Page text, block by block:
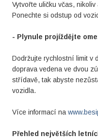
Vytvořte uličku včas,
Ponechte si odstup od
- Plynule projíždějte
Dodržujte rychlostní limit v
doprava vedena ve dvou
střídavě, tak abyste
vozidla.
Více informací na
Přehled největších